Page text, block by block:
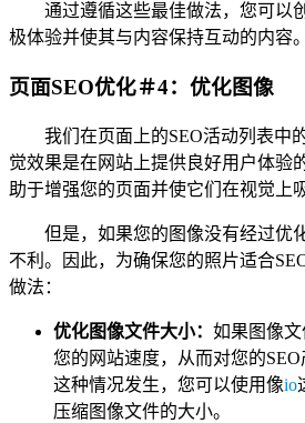
通过遵循这些最佳做法，您可以
极体验并使其与内容保持互动的内容。
页面SEO优化＃4：优化图像
我们在页面上的SEO活动列表中
觉效果是在网站上提供良好用户体验
助于增强您的页面并使它们在视觉上
但是，如果您的图像没有经过优
不利。因此，为确保您的照片适合
做法：
优化图像文件大小： 如果图像
您的网站速度，从而对您的
这种情况发生，您可以使用像io
压缩图像文件的大小。